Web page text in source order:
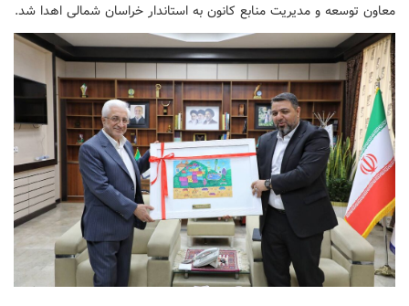
معاون توسعه و مدیریت منابع کانون به استاندار خراسان شمالی اهدا شد.